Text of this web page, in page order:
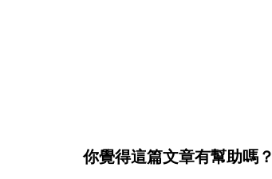
你覺得這篇文章有幫助嗎？